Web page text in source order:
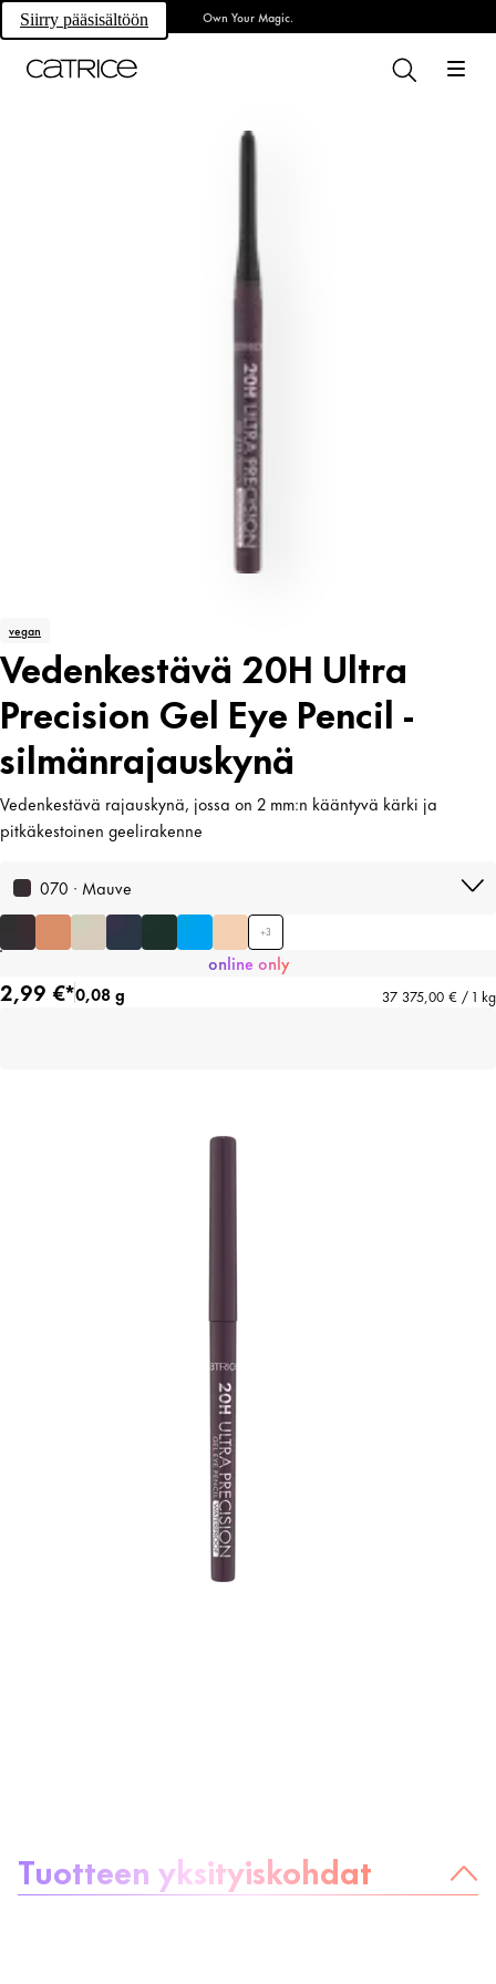
Siirry pääsisältöön Own Your Magic.
vegan
Vedenkestävä 20H Ultra
Precision Gel Eye Pencil -
silmänrajauskynä
Vedenkestävä rajauskynä, jossa on 2 mm:n kääntyvä kärki ja
pitkäkestoinen geelirakenne
070 · Mauve
+3
online only
2,99 €*0,08 g 37 375,00 € / 1 kg
Tuotteen yksityiskohdat